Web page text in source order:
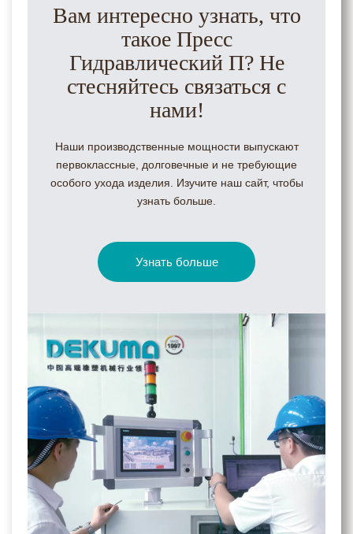
Вам интересно узнать, что
такое Пресс
Гидравлический П? Не
стесняйтесь связаться с
нами!
Наши производственные мощности выпускают
первоклассные, долговечные и не требующие
особого ухода изделия. Изучите наш сайт, чтобы
узнать больше.
Узнать больше